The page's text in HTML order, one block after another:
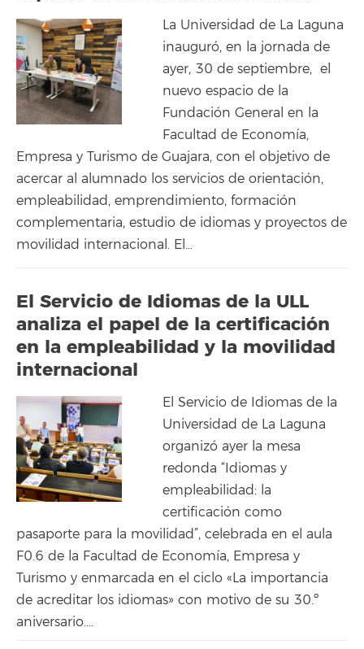
La Universidad de La Laguna
inauguró, en la jornada de
ayer, 30 de septiembre, el
nuevo espacio de la
Fundación General en la
Facultad de Economía,
Empresa y Turismo de Guajara, con el objetivo de
acercar al alumnado los servicios de orientación,
empleabilidad, emprendimiento, formación
complementaria, estudio de idiomas y proyectos de
movilidad internacional. El…
El Servicio de Idiomas de la ULL
analiza el papel de la certificación
en la empleabilidad y la movilidad
internacional
El Servicio de Idiomas de la
Universidad de La Laguna
organizó ayer la mesa
redonda “Idiomas y
empleabilidad: la
certificación como
pasaporte para la movilidad”, celebrada en el aula
F0.6 de la Facultad de Economía, Empresa y
Turismo y enmarcada en el ciclo «La importancia
de acreditar los idiomas» con motivo de su 30.º
aniversario....